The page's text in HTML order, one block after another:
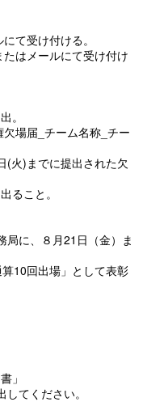
て受け付ける。
はメールにて受け付け
。
届_チーム名称_チー
火)までに提出された欠
こと。
に、８月21日（金）ま
回出場」として表彰
」
てください。